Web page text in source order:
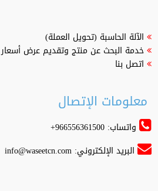
الآلة الحاسبة (تحويل العملة)
خدمة البحث عن منتج وتقديم عرض أسعار
اتصل بنا
معلومات الإتصال
واتساب: 966556361500+
البريد الإلكتروني:info@waseetcn.com